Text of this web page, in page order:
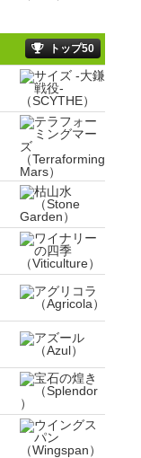
トップ50